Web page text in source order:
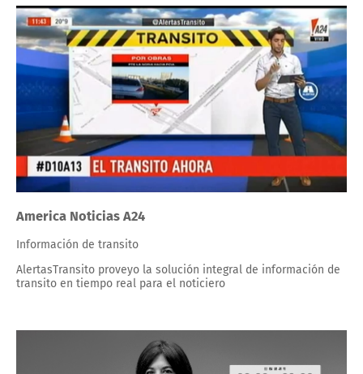
America Noticias A24
Información de transito
AlertasTransito proveyo la solución integral de información de
transito en tiempo real para el noticiero